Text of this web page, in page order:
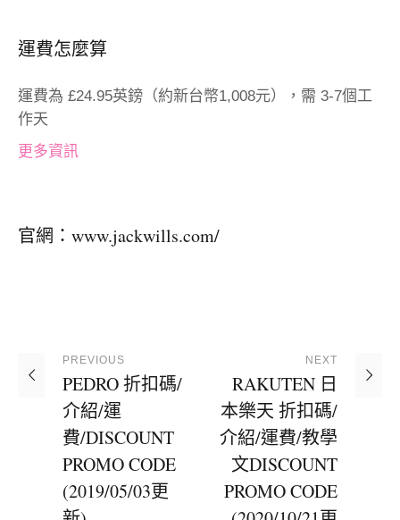
運費怎麼算
運費為 £24.95英鎊（約新台幣1,008元），需 3-7個工
作天
更多資訊
官網： www.jackwills.com/
PREVIOUS
PEDRO 折扣碼/
介紹/運
費/DISCOUNT
PROMO CODE
(2019/05/03更
NEXT
RAKUTEN 日
本樂天 折扣碼/
介紹/運費/教學
文DISCOUNT
PROMO CODE